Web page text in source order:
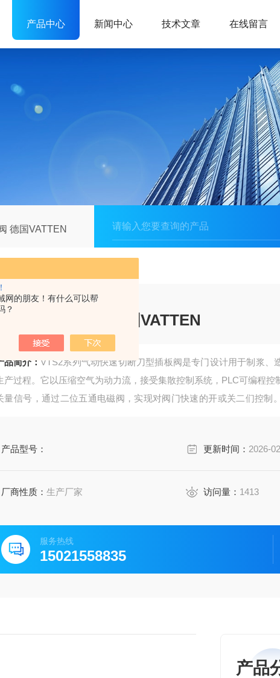
网的朋友！有什么可以帮
？
产品中心 新闻中心 技术文章 在线留言
德国VATTEN
气动对夹刀闸阀 德国VATTEN
品简介： VTS2系列气动快速切断刀型插板阀是专门设计用于制浆、
产过程。它以压缩空气为动力流，接受集散控制系统，PLC可编程控
量信号，通过二位五通电磁阀，实现对阀门快速的开或关二们控制
产品型号：
更新时间： 2026-
厂商性质：生产厂家 访问量： 1413
服务热线
15021558835
产品